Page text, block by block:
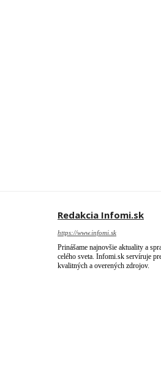
Redakcia Infomi.sk
https://www.infomi.sk
Prinášame najnovšie aktuality a
celého sveta. Infomi.sk servíruje
kvalitných a overených zdrojov.